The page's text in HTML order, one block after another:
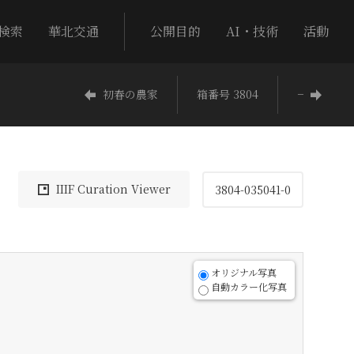
索 華北交通 公開目的 AI・技術 活動
初春の農家 箱番号 3804 −
IIIF Curation Viewer 3804-035041-0
オリジナル写真
自動カラー化写真